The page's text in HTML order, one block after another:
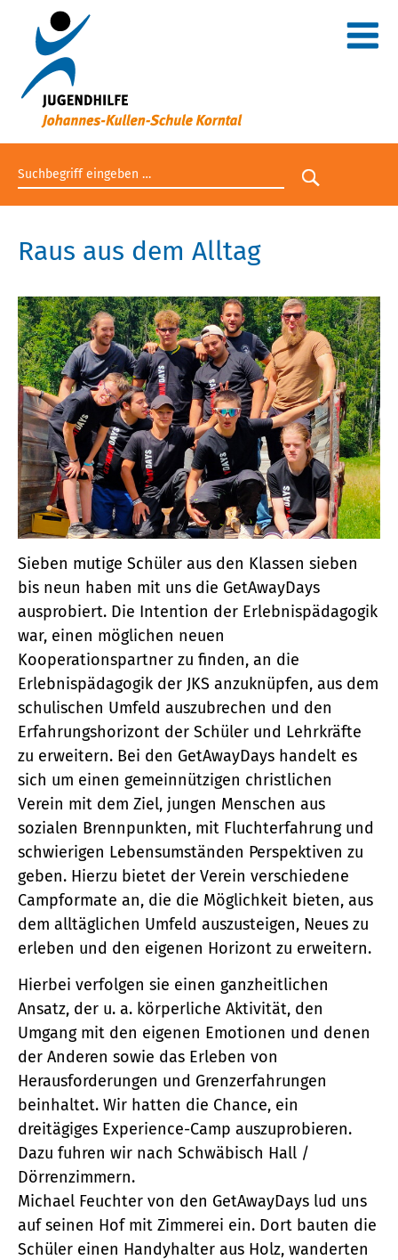
Suchbegriff eingeben
Suche
Raus aus dem Alltag
Sieben mutige Schüler aus den Klassen sieben
bis neun haben mit uns die GetAwayDays
ausprobiert. Die Intention der Erlebnispädagogik
war, einen möglichen neuen
Kooperationspartner zu finden, an die
Erlebnispädagogik der JKS anzuknüpfen, aus dem
schulischen Umfeld auszubrechen und den
Erfahrungshorizont der Schüler und Lehrkräfte
zu erweitern. Bei den GetAwayDays handelt es
sich um einen gemeinnützigen christlichen
Verein mit dem Ziel, jungen Menschen aus
sozialen Brennpunkten, mit Fluchterfahrung und
schwierigen Lebensumständen Perspektiven zu
geben. Hierzu bietet der Verein verschiedene
Campformate an, die die Möglichkeit bieten, aus
dem alltäglichen Umfeld auszusteigen, Neues zu
erleben und den eigenen Horizont zu erweitern.
Hierbei verfolgen sie einen ganzheitlichen
Ansatz, der u. a. körperliche Aktivität, den
Umgang mit den eigenen Emotionen und denen
der Anderen sowie das Erleben von
Herausforderungen und Grenzerfahrungen
beinhaltet. Wir hatten die Chance, ein
dreitägiges Experience-Camp auszuprobieren.
Dazu fuhren wir nach Schwäbisch Hall /
Dörrenzimmern.
Michael Feuchter von den GetAwayDays lud uns
auf seinen Hof mit Zimmerei ein. Dort bauten die
Schüler einen Handyhalter aus Holz, wanderten